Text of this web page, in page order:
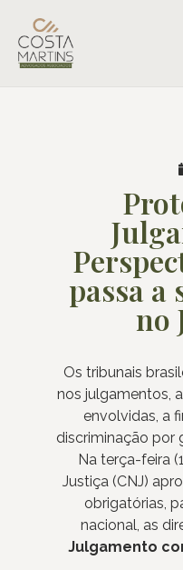
passa
no
Os tribunais
nos julgamentos,
envolvidas, a
discriminação por
Na terça-feira
Justiça (CNJ)
obrigatórias,
nacional, as
Julgamento